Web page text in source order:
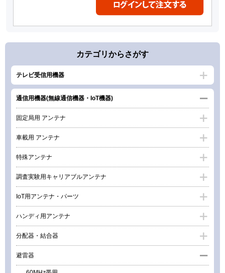
カテゴリからさがす
テレビ受信用機器
通信用機器(無線通信機器・IoT機器)
固定局用 アンテナ
車載用 アンテナ
特殊アンテナ
調査実験用キャリアブルアンテナ
IoT用アンテナ・パーツ
ハンディ用アンテナ
分配器・結合器
避雷器